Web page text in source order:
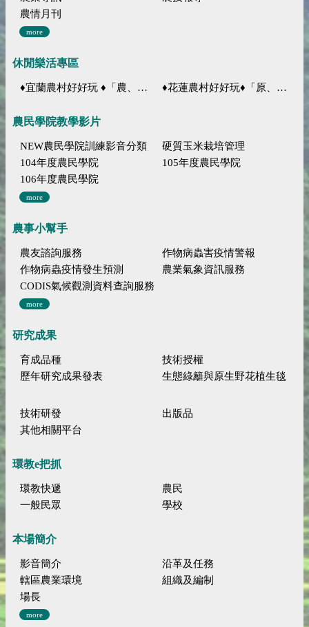
農情月刊
more
休閒樂活專區
♦宜蘭農村好好玩 ♦「農、藝、山、水」四條遊程推薦 ♦花蓮農村好好玩♦「原、生、慢、活」四條遊程推薦
農民學院教學影片
NEW農民學院訓練影音分類
硬質玉米栽培管理
104年度農民學院
105年度農民學院
106年度農民學院
more
農事小幫手
農友諮詢服務
作物病蟲害疫情警報
作物病蟲疫情發生預測
農業氣象資訊服務
CODIS氣候觀測資料查詢服務
more
研究成果
育成品種
技術授權
歷年研究成果發表
生態綠籬與原生野花植生毯
技術研發
出版品
其他相關平台
環教e把抓
環教快遞
農民
一般民眾
學校
本場簡介
影音簡介
沿革及任務
轄區農業環境
組織及編制
場長
more